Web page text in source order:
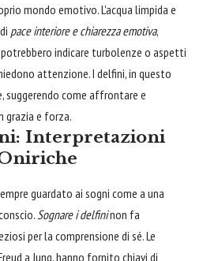
mondo emotivo. L'acqua limpida e
pace interiore e chiarezza emotiva,
indicare turbolenze o aspetti
attenzione. I delfini, in questo
suggerendo come affrontare e
grazia e forza.
Interpretazioni
guardato ai sogni come a una
Sognare i delfininon fa
per la comprensione di sé. Le
a Jung, hanno fornito chiavi di